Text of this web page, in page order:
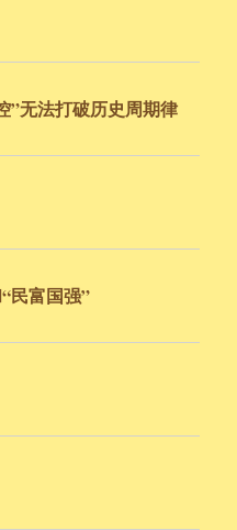
”无法打破历史周期律
民富国强”